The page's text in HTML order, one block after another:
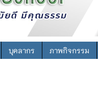
บุคลากร ภาพกิจกรรม